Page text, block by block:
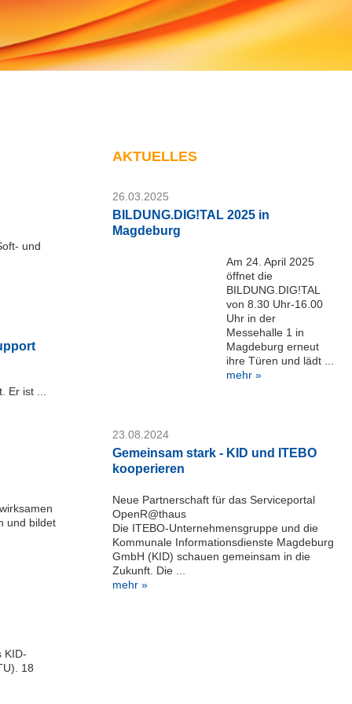
und
Er ist ...
und bildet
KID-
18
AKTUELLES
26.03.2025
BILDUNG.DIG!TAL 2025 in
Magdeburg
Am 24. April 2025
öffnet die
BILDUNG.DIG!TAL
von 8.30 Uhr-16.00
Uhr in der
Messehalle 1 in
Magdeburg erneut
ihre Türen und lädt ...
mehr »
23.08.2024
Gemeinsam stark - KID und ITEBO
kooperieren
Neue Partnerschaft für das Serviceportal
OpenR@thaus
Die ITEBO-Unternehmensgruppe und die
Kommunale Informationsdienste Magdeburg
GmbH (KID) schauen gemeinsam in die
Zukunft. Die ...
mehr »